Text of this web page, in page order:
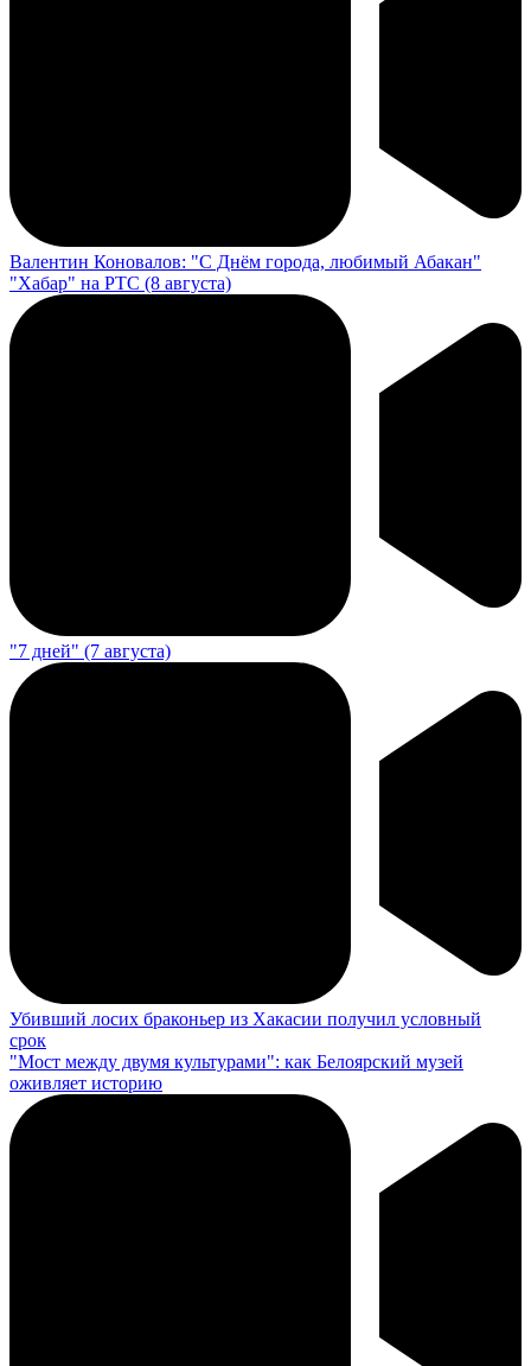
Валентин Коновалов: "С Днём города, любимый Абакан"
"Хабар" на РТС (8 августа)
"7 дней" (7 августа)
Убивший лосих браконьер из Хакасии получил условный
срок
"Мост между двумя культурами": как Белоярский музей
оживляет историю